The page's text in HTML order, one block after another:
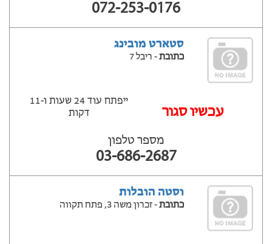
072-253-0176
סטארט מובינג
כתובת- ריבל 7
עכשיו סגור
ייפתח עוד 24 שעות ‫ו-11
דקות
מספר טלפון
03-686-2687
וסטה הובלות
כתובת- זכרון משה 3, פתח תקווה